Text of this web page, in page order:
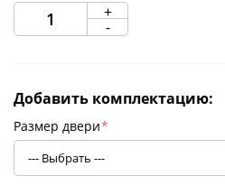
+
-
Добавить комплектацию:
Размер двери*